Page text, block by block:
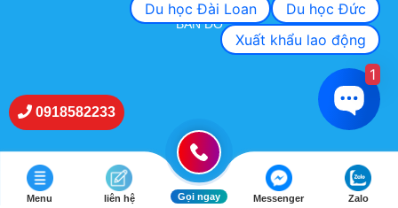
BẢN ĐỒ
0918582233
Menu liên hệ Gọi ngay Messenger Zalo
Du học Đài Loan
Du học Đức
Xuất khẩu lao động
1